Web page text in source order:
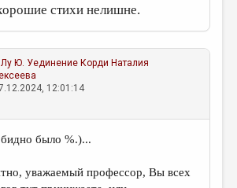
стихи нелишне.
Лу Ю. Уединение Корди Наталия
12:01:14
было %.)...
уважаемый профессор, Вы всех